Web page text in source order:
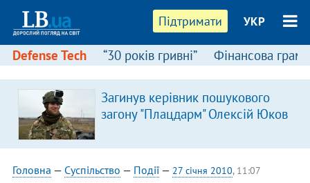
Підтримати УКР
Defense Tech “30 років гривні” Фінансова
Загинув керівник пошукового
загону "Плацдарм" Олексій Юков
Головна — Суспільство — Події— 27 січня 2010, 11:07